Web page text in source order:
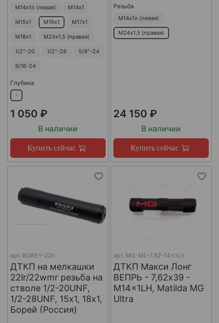
М14х1л (левая) М14х1
М15х1 М16х1 М17х1
М18х1 М24х1,5 (правая)
1/2"-20 1/2"-28 5/8"-24
9/16-24
Глубина
-
1 050 ₽
В наличии
Купить сейчас
Резьба
М14х1л (левая)
М24х1,5 (правая)
24 150 ₽
В наличии
Купить сейчас
арт. BOREY-22lr
ДТКП на мелкашки
22lr/22wmr резьба на
стволе 1/2-20UNF,
1/2-28UNF, 15х1, 18х1,
Борей (Россия)
арт. MG-ML-7.62-14x1Lh
ДТКП Макси Лонг
ВЕПРЬ - 7,62x39 -
M14x1LH, Matilda MG
Ultra